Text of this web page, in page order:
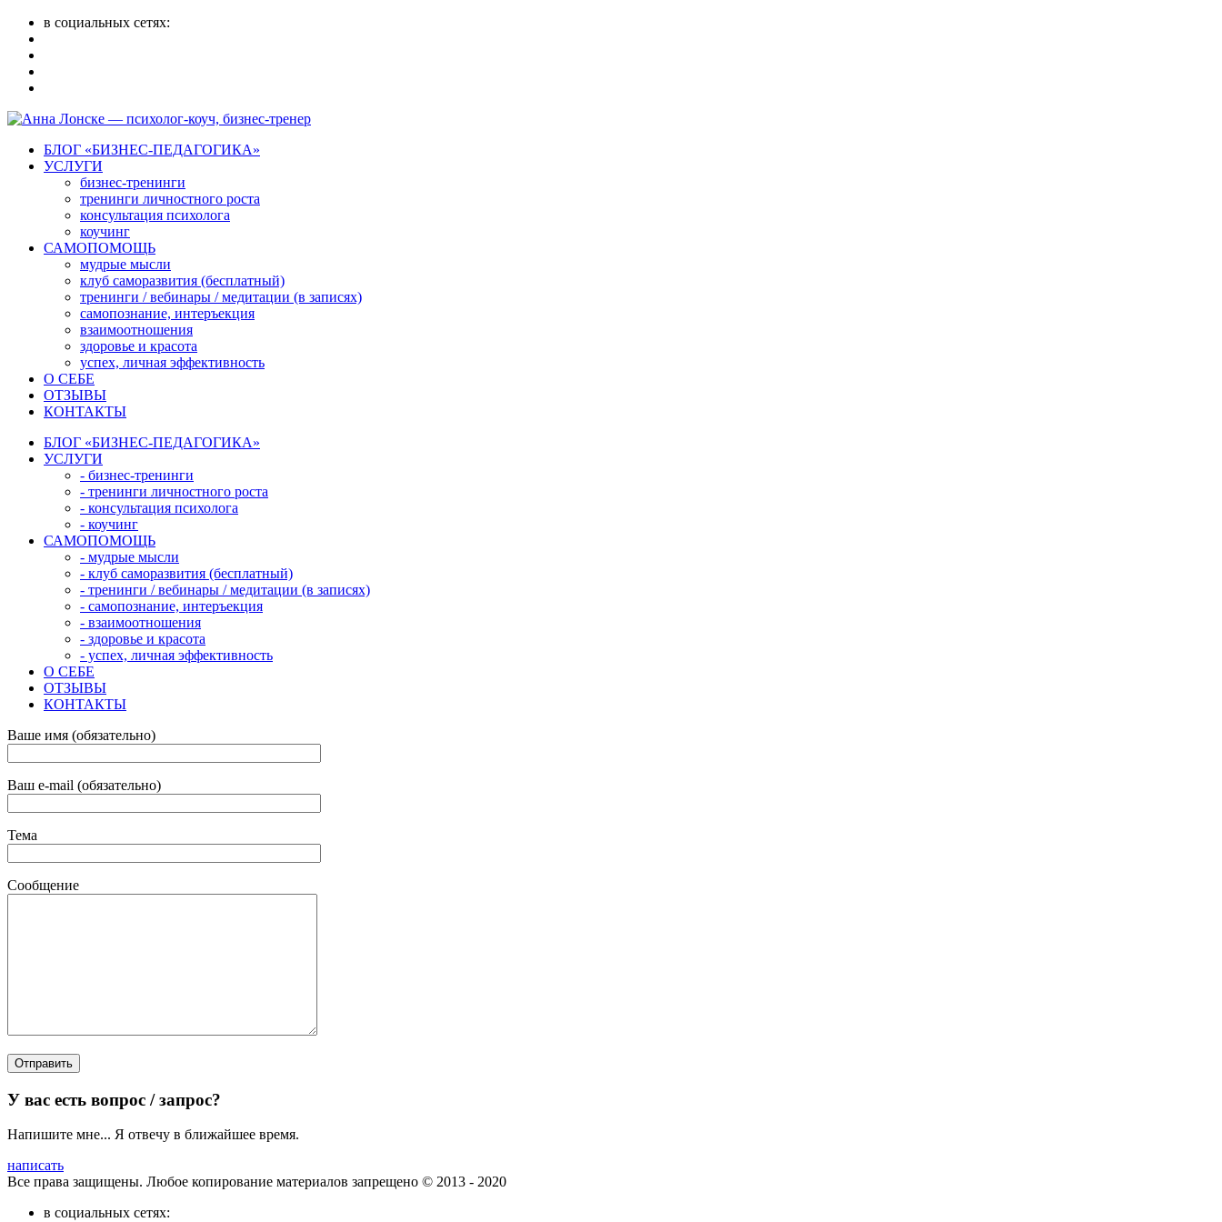
в социальных сетях:
БЛОГ «БИЗНЕС-ПЕДАГОГИКА»
УСЛУГИ
бизнес-тренинги
тренинги личностного роста
консультация психолога
коучинг
САМОПОМОЩЬ
мудрые мысли
клуб саморазвития (бесплатный)
тренинги / вебинары / медитации (в записях)
самопознание, интеръекция
взаимоотношения
здоровье и красота
успех, личная эффективность
О СЕБЕ
ОТЗЫВЫ
КОНТАКТЫ
БЛОГ «БИЗНЕС-ПЕДАГОГИКА»
УСЛУГИ
- бизнес-тренинги
- тренинги личностного роста
- консультация психолога
- коучинг
САМОПОМОЩЬ
- мудрые мысли
- клуб саморазвития (бесплатный)
- тренинги / вебинары / медитации (в записях)
- самопознание, интеръекция
- взаимоотношения
- здоровье и красота
- успех, личная эффективность
О СЕБЕ
ОТЗЫВЫ
КОНТАКТЫ
Ваше имя (обязательно)
Ваш e-mail (обязательно)
Тема
Сообщение
У вас есть вопрос / запрос?
Напишите мне... Я отвечу в ближайшее время.
написать
Все права защищены. Любое копирование материалов запрещено © 2013 - 2020
в социальных сетях: